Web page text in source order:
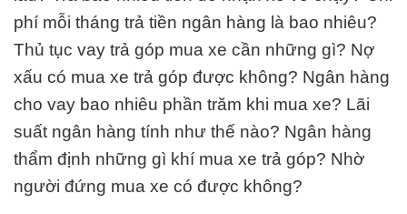
phí mỗi tháng trả tiền ngân hàng là bao nhiêu?
Thủ tục vay trả góp mua xe cần những gì? Nợ
xấu có mua xe trả góp được không? Ngân hàng
cho vay bao nhiêu phần trăm khi mua xe? Lãi
suất ngân hàng tính như thế nào? Ngân hàng
thẩm định những gì khí mua xe trả góp? Nhờ
người đứng mua xe có được không?